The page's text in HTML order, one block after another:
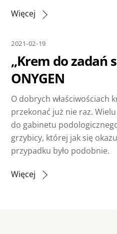
Więcej
2021-02-19
„Krem do zadań
ONYGEN
O dobrych właściwościach
przekonać już nie raz.
do gabinetu
grzybicy, której jak się
przypadku było podobnie.
Więcej